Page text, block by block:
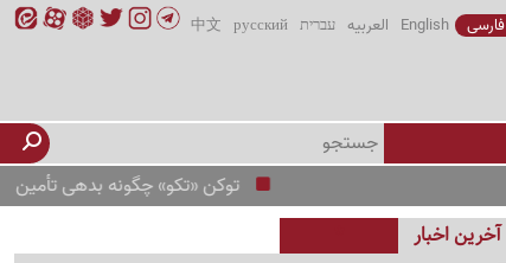
فارسی English العربیه עברית русский
中文
توکن «تکو» چگونه بدهی تأمین
آخرین اخبار